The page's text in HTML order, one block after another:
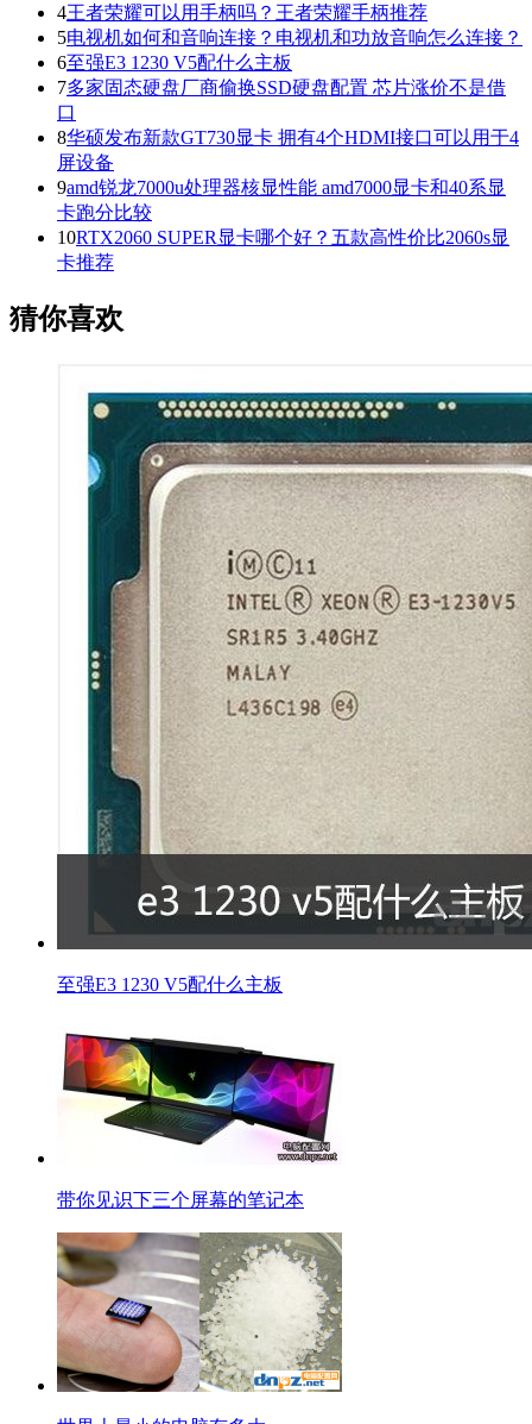
4王者荣耀可以用手柄吗？王者荣耀手柄推荐
5电视机如何和音响连接？电视机和功放音响怎么连接？
6至强E3 1230 V5配什么主板
7多家固态硬盘厂商偷换SSD硬盘配置 芯片涨价不是借
口
8华硕发布新款GT730显卡 拥有4个HDMI接口可以用于4
屏设备
9amd锐龙7000u处理器核显性能 amd7000显卡和40系显
卡跑分比较
10RTX2060 SUPER显卡哪个好？五款高性价比2060s显
卡推荐
猜你喜欢
至强E3 1230 V5配什么主板
带你见识下三个屏幕的笔记本